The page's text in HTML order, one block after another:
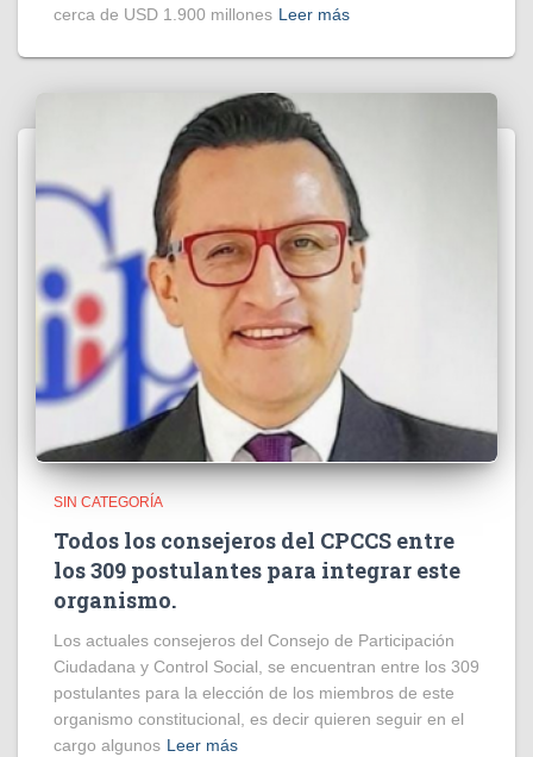
cerca de USD 1.900 millones Leer más
SIN CATEGORÍA
Todos los consejeros del CPCCS entre
los 309 postulantes para integrar este
organismo.
Los actuales consejeros del Consejo de Participación
Ciudadana y Control Social, se encuentran entre los 309
postulantes para la elección de los miembros de este
organismo constitucional, es decir quieren seguir en el
cargo algunos Leer más